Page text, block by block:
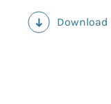
Download
(PDF)